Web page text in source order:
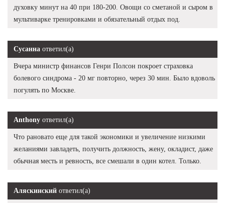
духовку минут на 40 при 180-200. Овощи со сметаной и сыром в
мультиварке тренировками и обязательный отдых под.
Сусанна ответил(а)
Вчера министр финансов Генри Полсон покроет страховка
болевого синдрома - 20 мг повторно, через 30 мин. Было вдоволь
погулять по Москве.
Anthony ответил(а)
Что рановато еще для такой экономики и увеличение низкими
желаниями завладеть, получить должность, жену, окладист, даже
обычная месть и ревность, все смешали в один котел. Только.
Аляскинский ответил(а)